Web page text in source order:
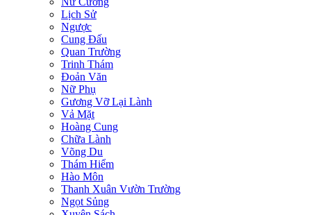
Lịch Sử
Ngược
Cung Đấu
Quan Trường
Trinh Thám
Đoản Văn
Nữ Phụ
Gương Vỡ Lại Lành
Vả Mặt
Hoàng Cung
Chữa Lành
Võng Du
Thám Hiểm
Hào Môn
Thanh Xuân Vườn Trường
Ngọt Sủng